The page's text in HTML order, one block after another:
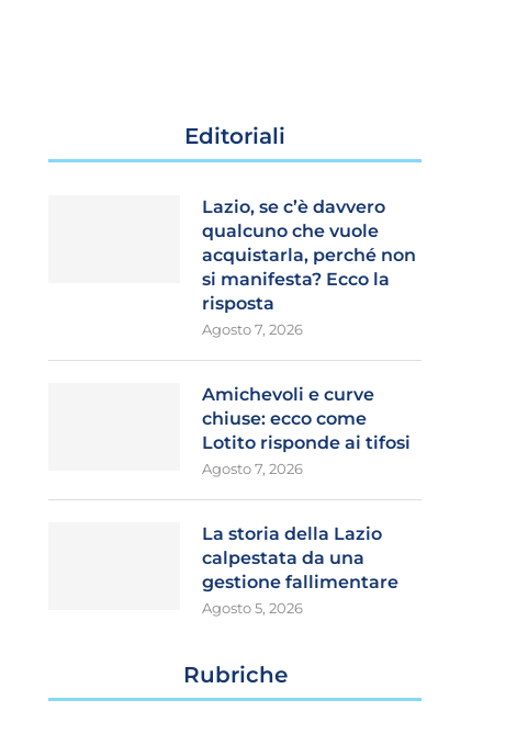
Editoriali
Lazio, se c’è davvero
qualcuno che vuole
acquistarla, perché non
si manifesta? Ecco la
risposta
Agosto 7, 2026
Amichevoli e curve
chiuse: ecco come
Lotito risponde ai tifosi
Agosto 7, 2026
La storia della Lazio
calpestata da una
gestione fallimentare
Agosto 5, 2026
Rubriche